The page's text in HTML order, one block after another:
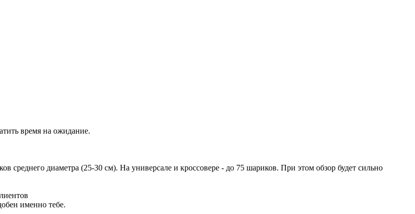
время на ожидание.
диаметра (25-30 см). На универсале и кроссовере - до 75 шариков. При этом обзор будет сильно
именно тебе.